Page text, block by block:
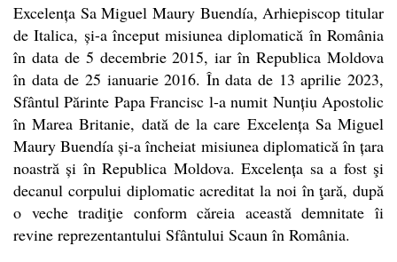
Excelența Sa Miguel Maury Buendía, Arhiepiscop titular
de Italica, și-a început misiunea diplomatică în România
în data de 5 decembrie 2015, iar în Republica Moldova
în data de 25 ianuarie 2016. În data de 13 aprilie 2023,
Sfântul Părinte Papa Francisc l-a numit Nunțiu Apostolic
în Marea Britanie, dată de la care Excelența Sa Miguel
Maury Buendía și-a încheiat misiunea diplomatică în țara
noastră și în Republica Moldova. Excelența sa a fost şi
decanul corpului diplomatic acreditat la noi în ţară, după
o veche tradiţie conform căreia această demnitate îi
revine reprezentantului Sfântului Scaun în România.